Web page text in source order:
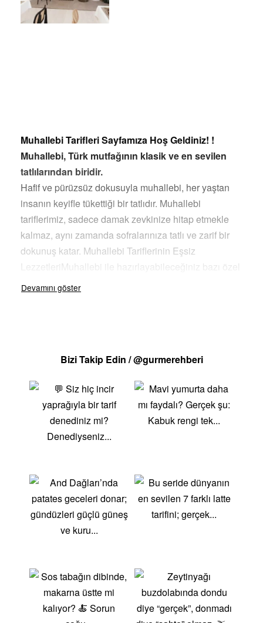
Muhallebi Tarifleri Sayfamıza Hoş Geldiniz! !
Muhallebi, Türk mutfağının klasik ve en sevilen
tatlılarından biridir.
Hafif ve pürüzsüz dokusuyla muhallebi, her yaştan
insanın keyifle tükettiği bir tatlıdır. Muhallebi
tariflerimiz, sadece damak zevkinize hitap etmekle
kalmaz, aynı zamanda sofralarınıza tatlı ve zarif bir
dokunuş katar. Muhallebi Tariflerinin Eşsiz
LezzetleriMuhallebi ile hazırlayabileceğiniz bazı özel
tatlar: Sade MuhallebiSüt, şeker ve nişasta ile
özel aroması ve lezzetiyle dikkat çeker. Üzerine
Çikolatalı MuhallebiKakao ve çikolata eklenerek
yapılan bu muhallebi, çikolata severler için
mükemmel bir seçenektir. Üzerine rendelenmiş
çikolata veya çilek dilimleri eklenerek servis edilebilir.
yapılan bu muhallebi, hafif ve ferahlatıcı bir tatlıdır.
Üzerine nane yaprakları ve meyve dilimleri ekleyerek
servis edebilirsiniz. Fırında MuhallebiFırında
pişirilerek üzeri hafifçe kızartılan bu muhallebi, farklı
bir doku ve lezzet sunar. Üzerine karamel sosu veya
Cevizli MuhallebiSade muhallebinin üzerine bal ve
ceviz eklenerek yapılan bu tarif, hem besleyici hem
de lezzetli bir tatlıdır. Üzerine tarçın serpilerek servis
edilebilir. Muhallebi Tariflerinin Sağlık
Bizi Takip Edin / @gurmerehberi